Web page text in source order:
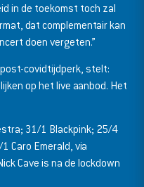
in de toekomst toch zal
dat complementair kan
doen vergeten.”
covidtijdperk, stelt:
op het live aanbod. Het
31/1 Blackpink; 25/4
Caro Emerald, via
Cave is na de lockdown